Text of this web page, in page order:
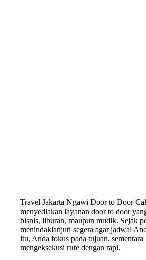
Travel Jakarta Ngawi Door to Door
menyediakan layanan door to door
bisnis, liburan, maupun mudik. Sejak
menindaklanjuti segera agar jadwal
itu, Anda fokus pada tujuan, sementara
mengeksekusi rute dengan rapi.